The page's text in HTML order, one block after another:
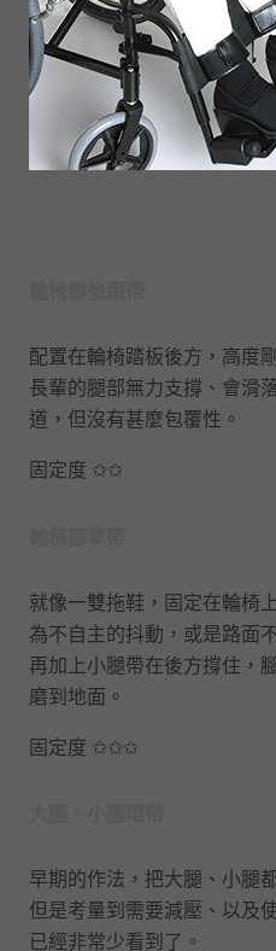
配置在輪椅踏板後方，高度
長輩的腿部無力支撐、會滑
道，但沒有甚麼包覆性。
固定度 ✩✩
就像一雙拖鞋，固定在輪椅
為不自主的抖動，或是路面
再加上小腿帶在後方撐住，
磨到地面。
固定度 ✩✩✩
早期的作法，把大腿、小腿
但是考量到需要減壓、以及
已經非常少看到了。